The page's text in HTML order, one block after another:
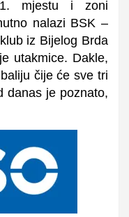
mjestu i zoni
nalazi BSK –
iz Bijelog Brda
utakmice. Dakle,
čije će sve tri
danas je poznato,